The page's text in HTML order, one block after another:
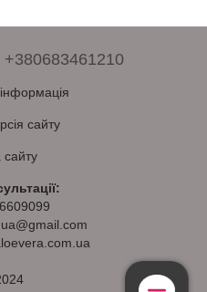
+380683461210
сайту
Безкоштовна